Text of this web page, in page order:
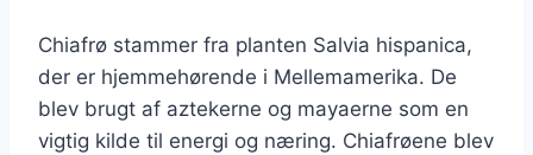
Chiafrø stammer fra planten Salvia hispanica,
der er hjemmehørende i Mellemamerika. De
blev brugt af aztekerne og mayaerne som en
vigtig kilde til energi og næring. Chiafrøene blev